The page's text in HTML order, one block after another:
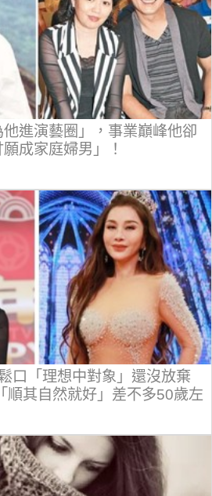
進演藝圈」，事業巔峰他卻
成家庭婦男」！
口「理想中對象」還沒放棄
順其自然就好」差不多50歲左